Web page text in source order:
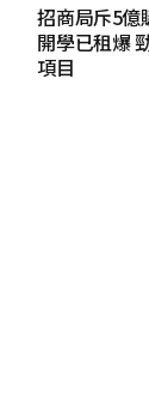
招商局斥5億
開學已租爆
項目